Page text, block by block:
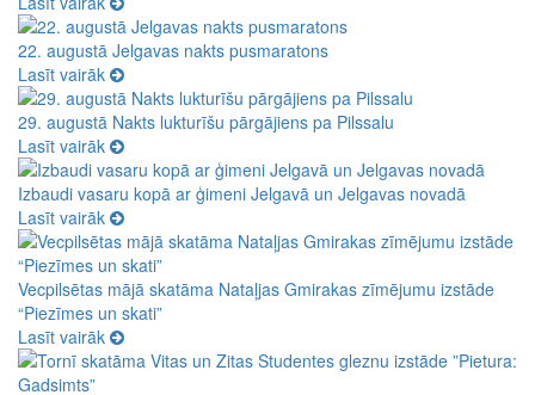
22. augustā Jelgavas nakts pusmaratons
Lasīt vairāk
29. augustā Nakts lukturīšu pārgājiens pa Pilssalu
Lasīt vairāk
Izbaudi vasaru kopā ar ģimeni Jelgavā un Jelgavas novadā
Lasīt vairāk
Vecpilsētas mājā skatāma Nataļjas Gmirakas zīmējumu izstāde
“Piezīmes un skati”
Lasīt vairāk